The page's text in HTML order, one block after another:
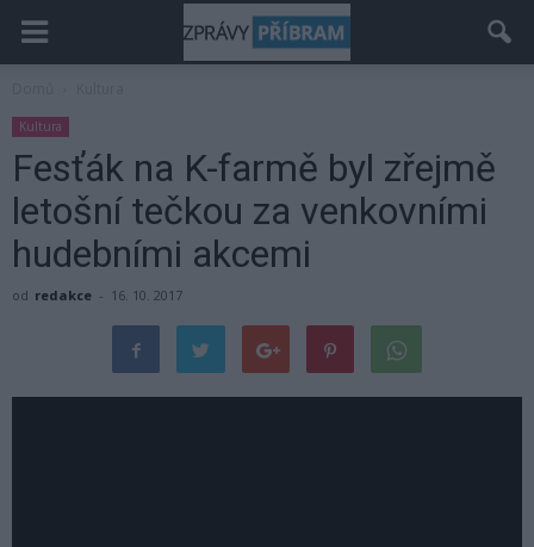
Kultura
Fesťák na K-farmě byl zřejmě
letošní tečkou za venkovními
hudebními akcemi
od redakce - 16. 10. 2017